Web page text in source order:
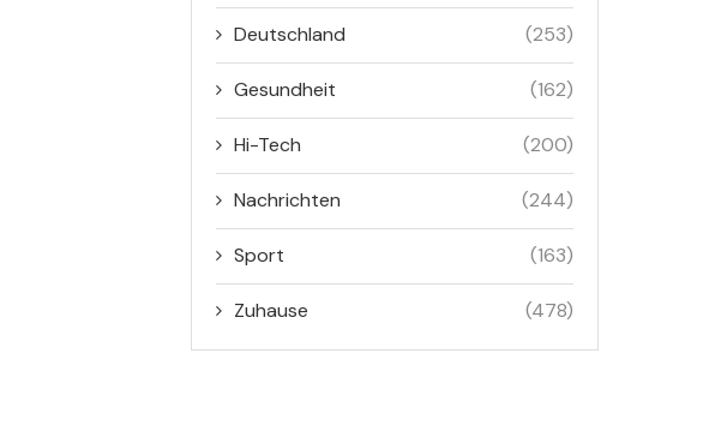
Deutschland (253)
Gesundheit (162)
Hi-Tech (200)
Nachrichten (244)
Sport (163)
Zuhause (478)